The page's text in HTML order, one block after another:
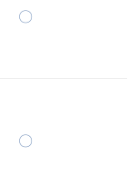
〇
〇